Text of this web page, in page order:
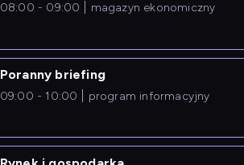
08:00 - 09:00 magazyn ekonomiczny
Poranny briefing
09:00 - 10:00 program informacyjny